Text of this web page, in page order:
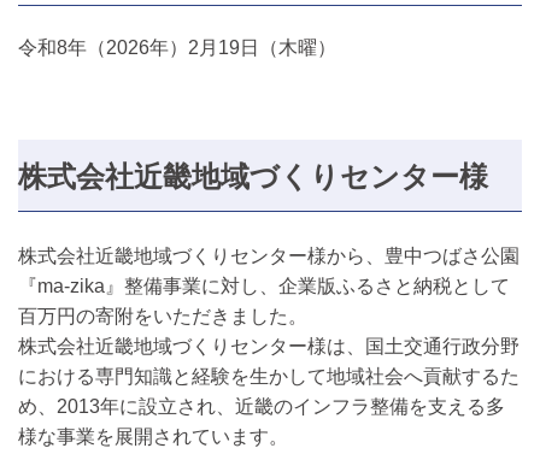
令和8年（2026年）2月19日（木曜）
株式会社近畿地域づくりセンター様
株式会社近畿地域づくりセンター様から、豊中つばさ公園
『ma-zika』整備事業に対し、企業版ふるさと納税として
百万円の寄附をいただきました。
株式会社近畿地域づくりセンター様は、国土交通行政分野
における専門知識と経験を生かして地域社会へ貢献するた
め、2013年に設立され、近畿のインフラ整備を支える多
様な事業を展開されています。